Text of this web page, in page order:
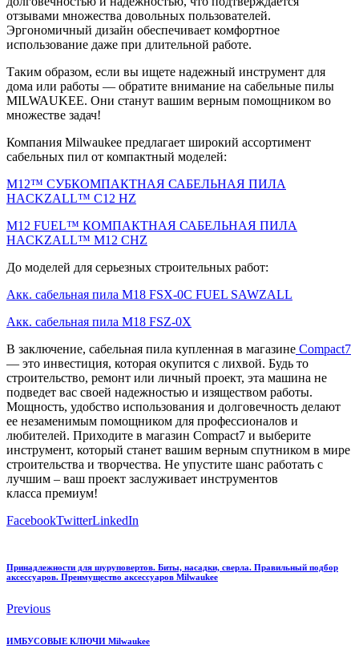
отзывами множества довольных пользователей.
Эргономичный дизайн обеспечивает комфортное
использование даже при длительной работе.
Таким образом, если вы ищете надежный инструмент для
дома или работы — обратите внимание на сабельные пилы
MILWAUKEE. Они станут вашим верным помощником во
множестве задач!
Компания Milwaukee предлагает широкий ассортимент
сабельных пил от компактный моделей:
M12™ СУБКОМПАКТНАЯ САБЕЛЬНАЯ ПИЛА
HACKZALL™ C12 HZ
M12 FUEL™ КОМПАКТНАЯ САБЕЛЬНАЯ ПИЛА
HACKZALL™ M12 CHZ
До моделей для серьезных строительных работ:
Акк. сабельная пила M18 FSX-0C FUEL SAWZALL
Акк. сабельная пила M18 FSZ-0X
В заключение, сабельная пила купленная в магазине Compact7
— это инвестиция, которая окупится с лихвой. Будь то
строительство, ремонт или личный проект, эта машина не
подведет вас своей надежностью и изяществом работы.
Мощность, удобство использования и долговечность делают
ее незаменимым помощником для профессионалов и
любителей. Приходите в магазин Compact7 и выберите
инструмент, который станет вашим верным спутником в мире
строительства и творчества. Не упустите шанс работать с
лучшим – ваш проект заслуживает инструментов
класса премиум!
FacebookTwitterLinkedIn
Принадлежности для шуруповертов. Биты, насадки, сверла. Правильный подбор
аксессуаров. Преимущество аксессуаров Milwaukee
Previous
ИМБУСОВЫЕ КЛЮЧИ Milwaukee